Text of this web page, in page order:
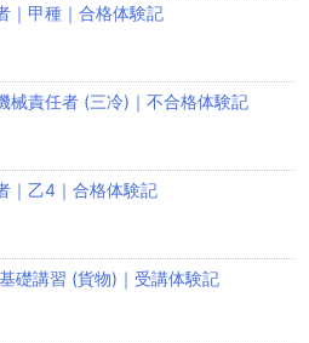
｜甲種｜合格体験記
械責任者 (三冷)｜不合格体験記
｜乙4｜合格体験記
礎講習 (貨物)｜受講体験記